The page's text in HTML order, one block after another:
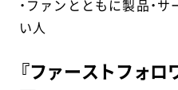
・ファンとともに製品・
い人
『ファーストフォロ